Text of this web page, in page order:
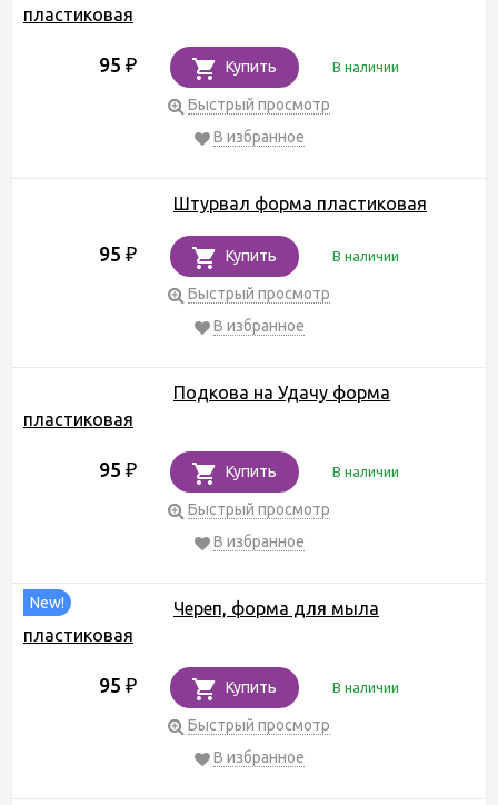
пластиковая
95 ₽ Купить В наличии
Быстрый просмотр
В избранное
Штурвал форма пластиковая
95 ₽ Купить В наличии
Быстрый просмотр
В избранное
Подкова на Удачу форма
пластиковая
95 ₽ Купить В наличии
Быстрый просмотр
В избранное
New!
Череп, форма для мыла
пластиковая
95 ₽ Купить В наличии
Быстрый просмотр
В избранное